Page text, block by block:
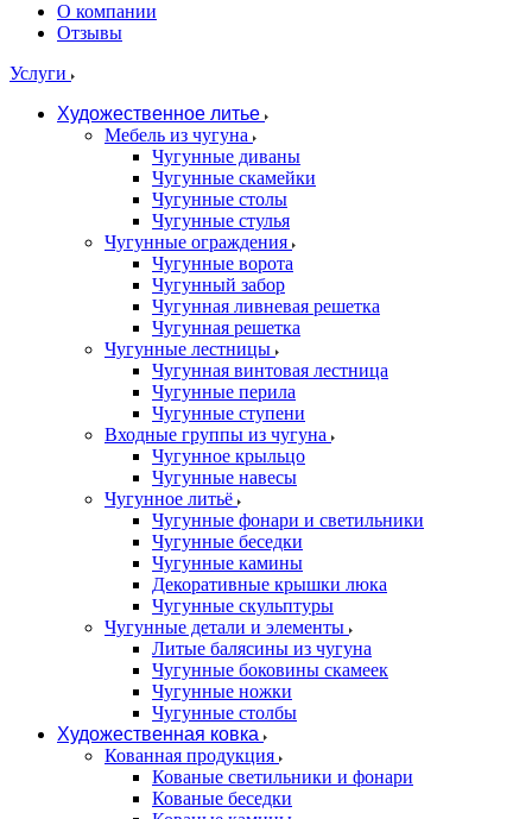
О компании
Отзывы
Услуги
Художественное литье
Мебель из чугуна
Чугунные диваны
Чугунные скамейки
Чугунные столы
Чугунные стулья
Чугунные ограждения
Чугунные ворота
Чугунный забор
Чугунная ливневая решетка
Чугунная решетка
Чугунные лестницы
Чугунная винтовая лестница
Чугунные перила
Чугунные ступени
Входные группы из чугуна
Чугунное крыльцо
Чугунные навесы
Чугунное литьё
Чугунные фонари и светильники
Чугунные беседки
Чугунные камины
Декоративные крышки люка
Чугунные скульптуры
Чугунные детали и элементы
Литые балясины из чугуна
Чугунные боковины скамеек
Чугунные ножки
Чугунные столбы
Художественная ковка
Кованная продукция
Кованые светильники и фонари
Кованые беседки